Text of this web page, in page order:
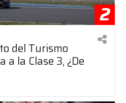
2
del Turismo
a la Clase 3, ¿De